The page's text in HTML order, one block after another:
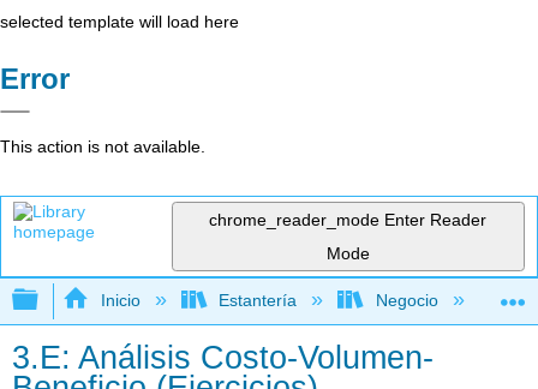
selected template will load here
Error
This action is not available.
chrome_reader_mode Enter Reader
Mode
Expandir/contraer jerarquía global
Inicio Estantería Negocio
3.E: Análisis Costo-Volumen-